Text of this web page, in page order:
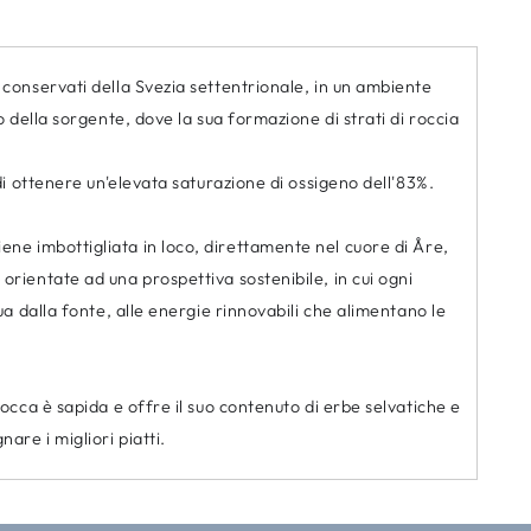
della Svezia settentrionale, in un ambiente
sorgente, dove la sua formazione di strati di roccia
un'elevata saturazione di ossigeno dell'83%.
imbottigliata in loco, direttamente nel cuore di Åre,
ad una prospettiva sostenibile, in cui ogni
dalla fonte, alle energie rinnovabili che alimentano le
è sapida e offre il suo contenuto di erbe selvatiche e
i migliori piatti.